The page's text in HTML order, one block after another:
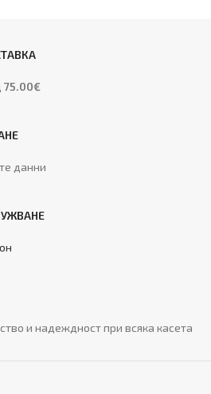
75.00€
данни
и надеждност при всяка касета